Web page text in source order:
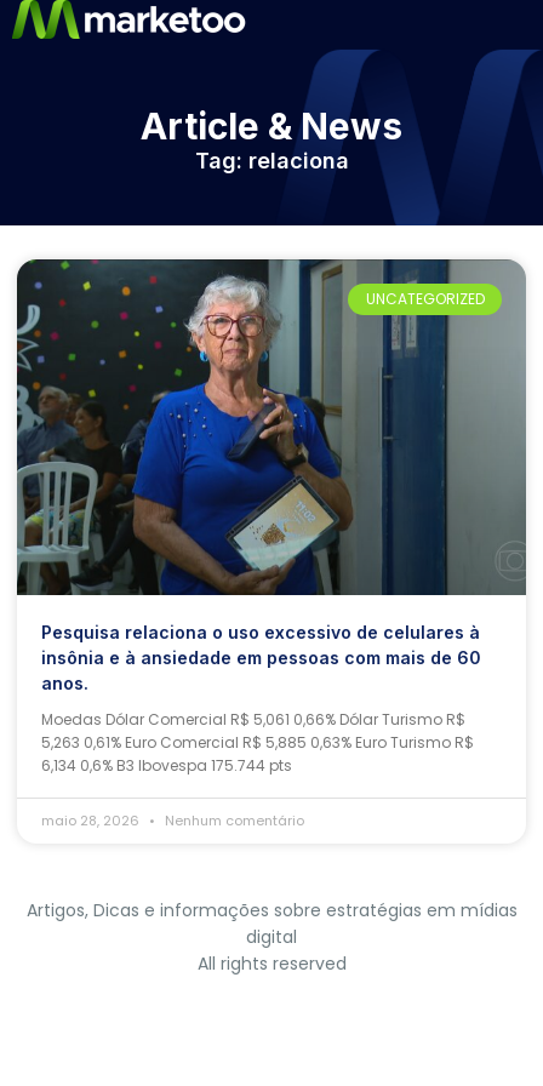
Article & News
Tag: relaciona
UNCATEGORIZED
Pesquisa relaciona o uso excessivo de celulares à
insônia e à ansiedade em pessoas com mais de 60
anos.
Moedas Dólar Comercial R$ 5,061 0,66% Dólar Turismo R$
5,263 0,61% Euro Comercial R$ 5,885 0,63% Euro Turismo R$
6,134 0,6% B3 Ibovespa 175.744 pts
maio 28, 2026 Nenhum comentário
Artigos, Dicas e informações sobre estratégias em mídias
digital
All rights reserved